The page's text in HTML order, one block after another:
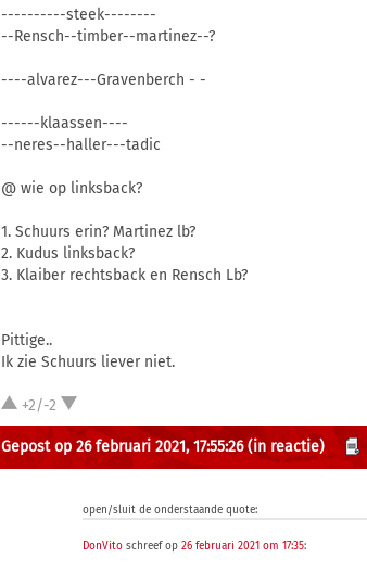
----------steek--------
--Rensch--timber--martinez--?
----alvarez---Gravenberch - -
------klaassen----
--neres--haller---tadic
@ wie op linksback?
1. Schuurs erin? Martinez lb?
2. Kudus linksback?
3. Klaiber rechtsback en Rensch Lb?
Pittige..
Ik zie Schuurs liever niet.
+2/-2
Gepost op 26 februari 2021, 17:55:26 (in reactie)
open/sluit de onderstaande quote:
DonVito schreef op26 februari 2021 om 17:35: